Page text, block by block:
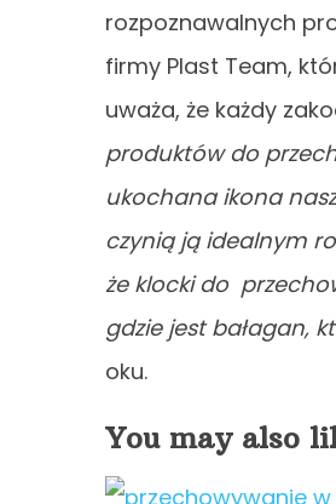
rozpoznawalnych
firmy Plast Team,
uważa, że każdy
produktów do
ukochana ikona
czynią ją idealnym
że klocki do
gdzie jest bałagan,
oku.
You may also